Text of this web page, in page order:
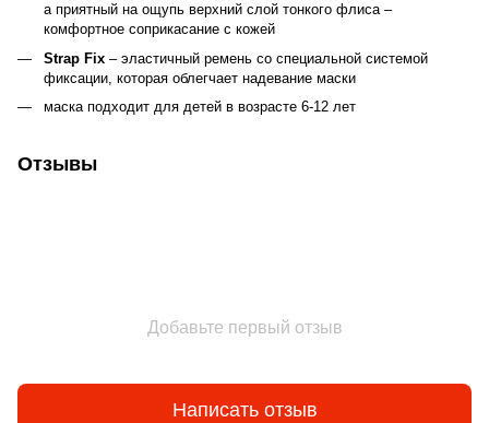
а приятный на ощупь верхний слой тонкого флиса –
комфортное соприкасание с кожей
Strap Fix – эластичный ремень со специальной системой
фиксации, которая облегчает надевание маски
маска подходит для детей в возрасте 6-12 лет
Отзывы
Добавьте первый отзыв
Написать отзыв